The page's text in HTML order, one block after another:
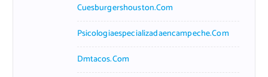
Cuesburgershouston.com
Psicologiaespecializadaencampeche.com
Dmtacos.com